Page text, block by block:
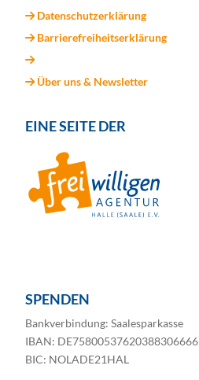
Datenschutzerklärung
Barrierefreiheitserklärung
Über uns & Newsletter
EINE SEITE DER
SPENDEN
Bankverbindung: Saalesparkasse
IBAN: DE75800537620388306666
BIC: NOLADE21HAL